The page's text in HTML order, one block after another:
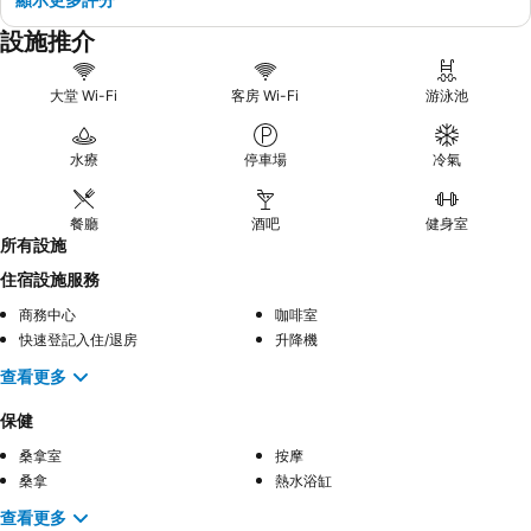
設施推介
大堂 Wi-Fi 客房 Wi-Fi 游泳池
水療 停車場 冷氣
餐廳 酒吧 健身室
所有設施
住宿設施服務
商務中心
咖啡室
快速登記入住/退房
升降機
查看更多
保健
桑拿室
按摩
桑拿
熱水浴缸
查看更多